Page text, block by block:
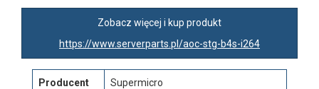
Zobacz więcej i kup produkt
https://www.serverparts.pl/aoc-stg-b4s-i264
Producent Supermicro